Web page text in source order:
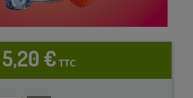
5,20 € TTC